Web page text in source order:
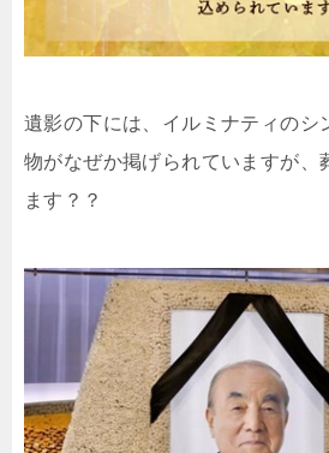
遺影の下には、イルミナティのシ
物がなぜか掲げられていますが、
ます？？